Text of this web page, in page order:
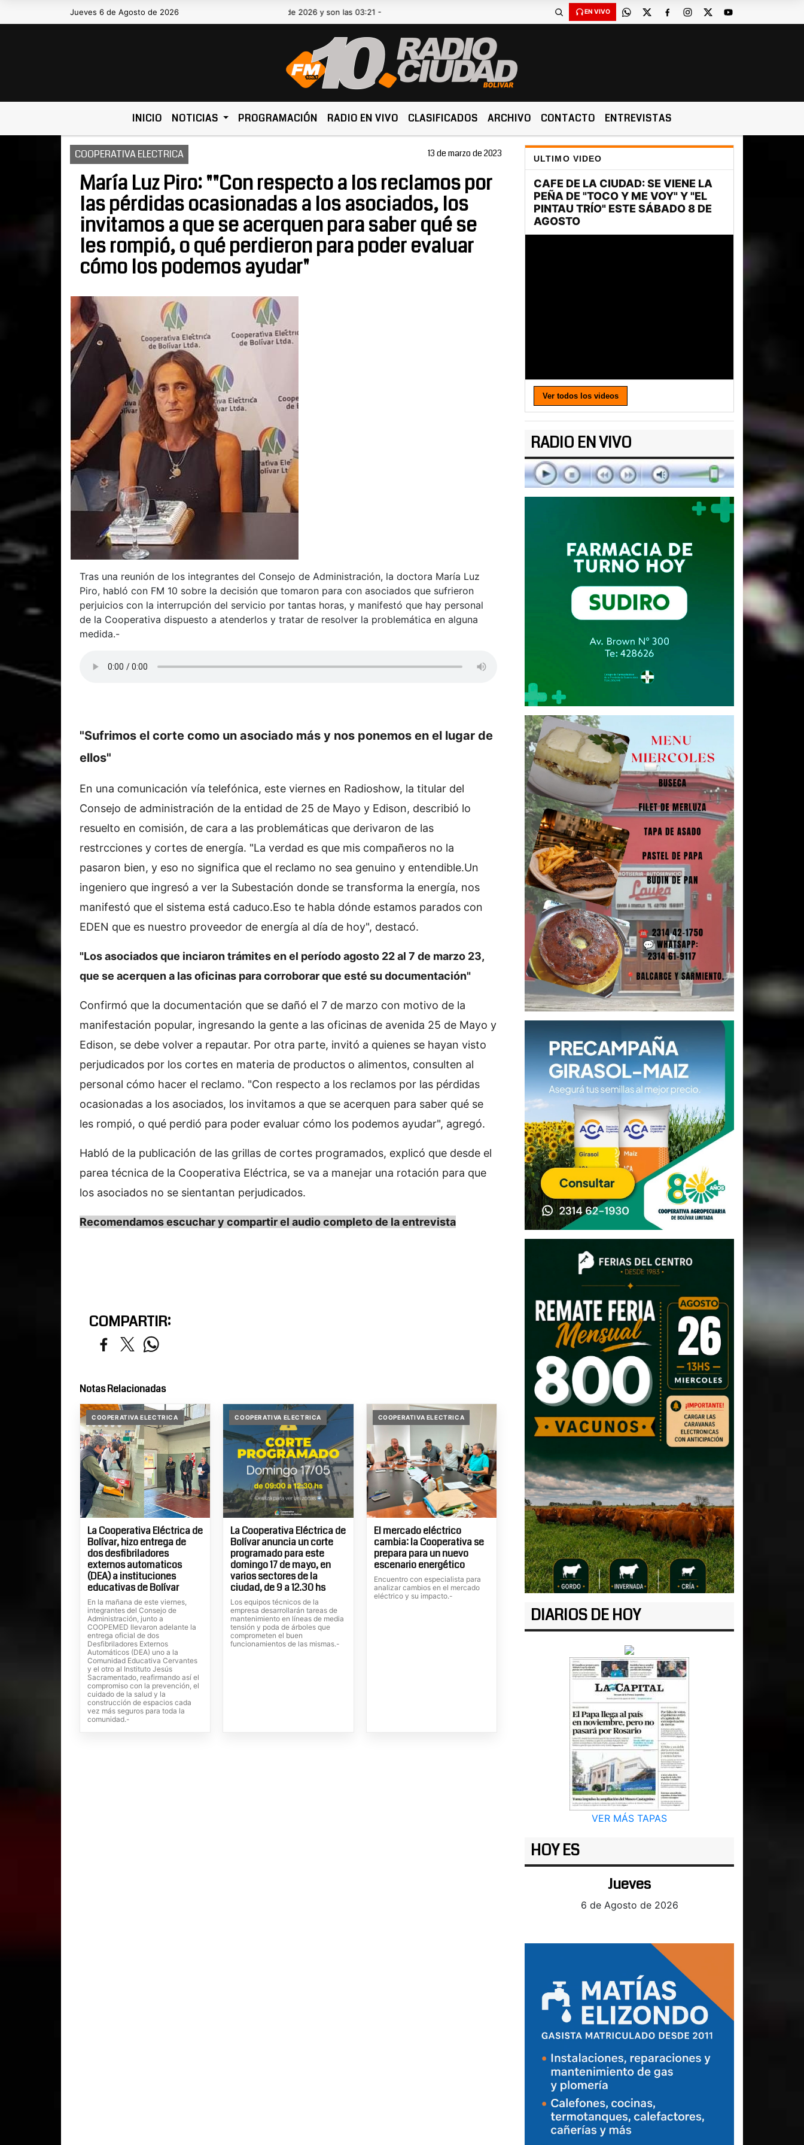
Jueves 6 de Agosto de 2026Hoy es Jueves 6 de Agosto de 2026 y son las 03:21 - EN VIVO
INICIO NOTICIAS PROGRAMACIÓN RADIO EN VIVO CLASIFICADOS ARCHIVO CONTACTO ENTREVISTAS
COOPERATIVA ELECTRICA 13 de marzo de 2023
María Luz Piro: ""Con respecto a los reclamos por
las pérdidas ocasionadas a los asociados, los
invitamos a que se acerquen para saber qué se
les rompió, o qué perdieron para poder evaluar
cómo los podemos ayudar"
Tras una reunión de los integrantes del Consejo de Administración, la doctora María Luz
Piro, habló con FM 10 sobre la decisión que tomaron para con asociados que sufrieron
perjuicios con la interrupción del servicio por tantas horas, y manifestó que hay personal
de la Cooperativa dispuesto a atenderlos y tratar de resolver la problemática en alguna
medida.-
"Sufrimos el corte como un asociado más y nos ponemos en el lugar de
ellos"
En una comunicación vía telefónica, este viernes en Radioshow, la titular del
Consejo de administración de la entidad de 25 de Mayo y Edison, describió lo
resuelto en comisión, de cara a las problemáticas que derivaron de las
restrcciones y cortes de energía. "La verdad es que mis compañeros no la
pasaron bien, y eso no significa que el reclamo no sea genuino y entendible.Un
ingeniero que ingresó a ver la Subestación donde se transforma la energía, nos
manifestó que el sistema está caduco.Eso te habla dónde estamos parados con
EDEN que es nuestro proveedor de energía al día de hoy", destacó.
"Los asociados que inciaron trámites en el período agosto 22 al 7 de marzo 23,
que se acerquen a las oficinas para corroborar que esté su documentación"
Confirmó que la documentación que se dañó el 7 de marzo con motivo de la
manifestación popular, ingresando la gente a las oficinas de avenida 25 de Mayo y
Edison, se debe volver a repautar. Por otra parte, invitó a quienes se hayan visto
perjudicados por los cortes en materia de productos o alimentos, consulten al
personal cómo hacer el reclamo. "Con respecto a los reclamos por las pérdidas
ocasionadas a los asociados, los invitamos a que se acerquen para saber qué se
les rompió, o qué perdió para poder evaluar cómo los podemos ayudar", agregó.
Habló de la publicación de las grillas de cortes programados, explicó que desde el
parea técnica de la Cooperativa Eléctrica, se va a manejar una rotación para que
los asociados no se sientantan perjudicados.
Recomendamos escuchar y compartir el audio completo de la entrevista
COMPARTIR:
Notas Relacionadas
COOPERATIVA ELECTRICA
La Cooperativa Eléctrica de
Bolívar, hizo entrega de
dos desfibriladores
externos automaticos
(DEA) a instituciones
educativas de Bolívar
En la mañana de este viernes,
integrantes del Consejo de
Administración, junto a
COOPEMED llevaron adelante la
entrega oficial de dos
Desfibriladores Externos
Automáticos (DEA) uno a la
Comunidad Educativa Cervantes
y el otro al Instituto Jesús
Sacramentado, reafirmando así el
compromiso con la prevención, el
cuidado de la salud y la
construcción de espacios cada
vez más seguros para toda la
comunidad.-
COOPERATIVA ELECTRICA
La Cooperativa Eléctrica de
Bolívar anuncia un corte
programado para este
domingo 17 de mayo, en
varios sectores de la
ciudad, de 9 a 12.30 hs
Los equipos técnicos de la
empresa desarrollarán tareas de
mantenimiento en líneas de media
tensión y poda de árboles que
comprometen el buen
funcionamientos de las mismas.-
COOPERATIVA ELECTRICA
El mercado eléctrico
cambia: la Cooperativa se
prepara para un nuevo
escenario energético
Encuentro con especialista para
analizar cambios en el mercado
eléctrico y su impacto.-
ULTIMO VIDEO
Ver todos los videos
RADIO EN VIVO
DIARIOS DE HOY
VER MÁS TAPAS
HOY ES
Jueves
6 de Agosto de 2026